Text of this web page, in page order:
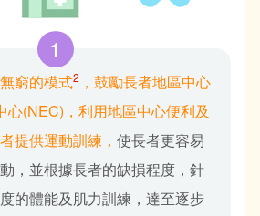
窮的模式2 ，鼓勵長者地區中心
心(NEC)，利用地區中心便利及
提供運動訓練，使長者更容易
，並根據長者的缺損程度，針
的體能及肌力訓練，達至逐步